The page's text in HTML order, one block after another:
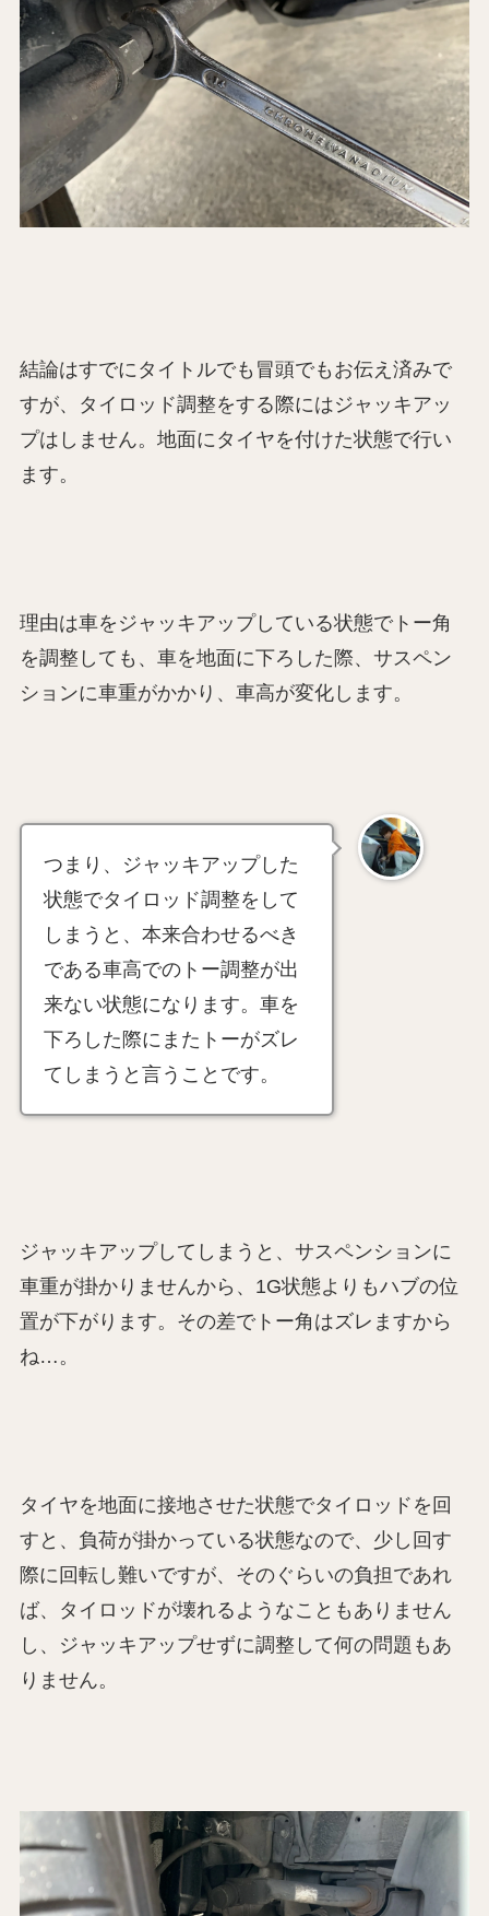
結論はすでにタイトルでも冒頭でもお伝え済みで
すが、タイロッド調整をする際にはジャッキアッ
プはしません。地面にタイヤを付けた状態で行い
ます。
理由は車をジャッキアップしている状態でトー角
を調整しても、車を地面に下ろした際、サスペン
ションに車重がかかり、車高が変化します。
つまり、ジャッキアップした
状態でタイロッド調整をして
しまうと、本来合わせるべき
である車高でのトー調整が出
来ない状態になります。車を
下ろした際にまたトーがズレ
てしまうと言うことです。
ジャッキアップしてしまうと、サスペンションに
車重が掛かりませんから、1G状態よりもハブの位
置が下がります。その差でトー角はズレますから
ね…。
タイヤを地面に接地させた状態でタイロッドを回
すと、負荷が掛かっている状態なので、少し回す
際に回転し難いですが、そのぐらいの負担であれ
ば、タイロッドが壊れるようなこともありません
し、ジャッキアップせずに調整して何の問題もあ
りません。